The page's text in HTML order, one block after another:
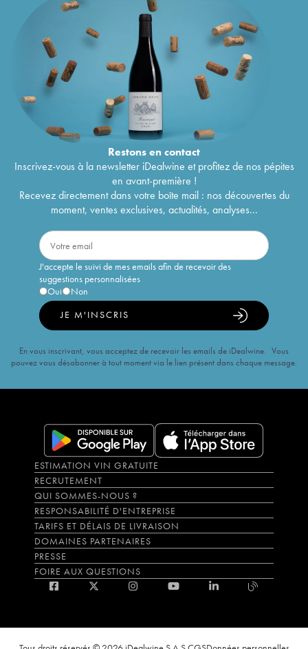
Restons encontact
Inscrivez-vous à la newsletter iDealwine et profitez de nos pépites
en avant-première !
Recevez directement dans votre boîte mail : nos découvertes du
moment, ventes exclusives, actualités, analyses...
J'accepte le suivi de mes emails afin de recevoir des
suggestions personnalisées
Oui
Non
JE M'INSCRIS
En vous inscrivant, vous acceptez de recevoir les emails de iDealwine. Vous
pouvez vous désabonner à tout moment via le lien présent dans chaque message.
ESTIMATION VIN GRATUITE
RECRUTEMENT
QUI SOMMES-NOUS ?
RESPONSABILITÉ D'ENTREPRISE
TARIFS ET DÉLAIS DE LIVRAISON
DOMAINES PARTENAIRES
PRESSE
FOIRE AUX QUESTIONS